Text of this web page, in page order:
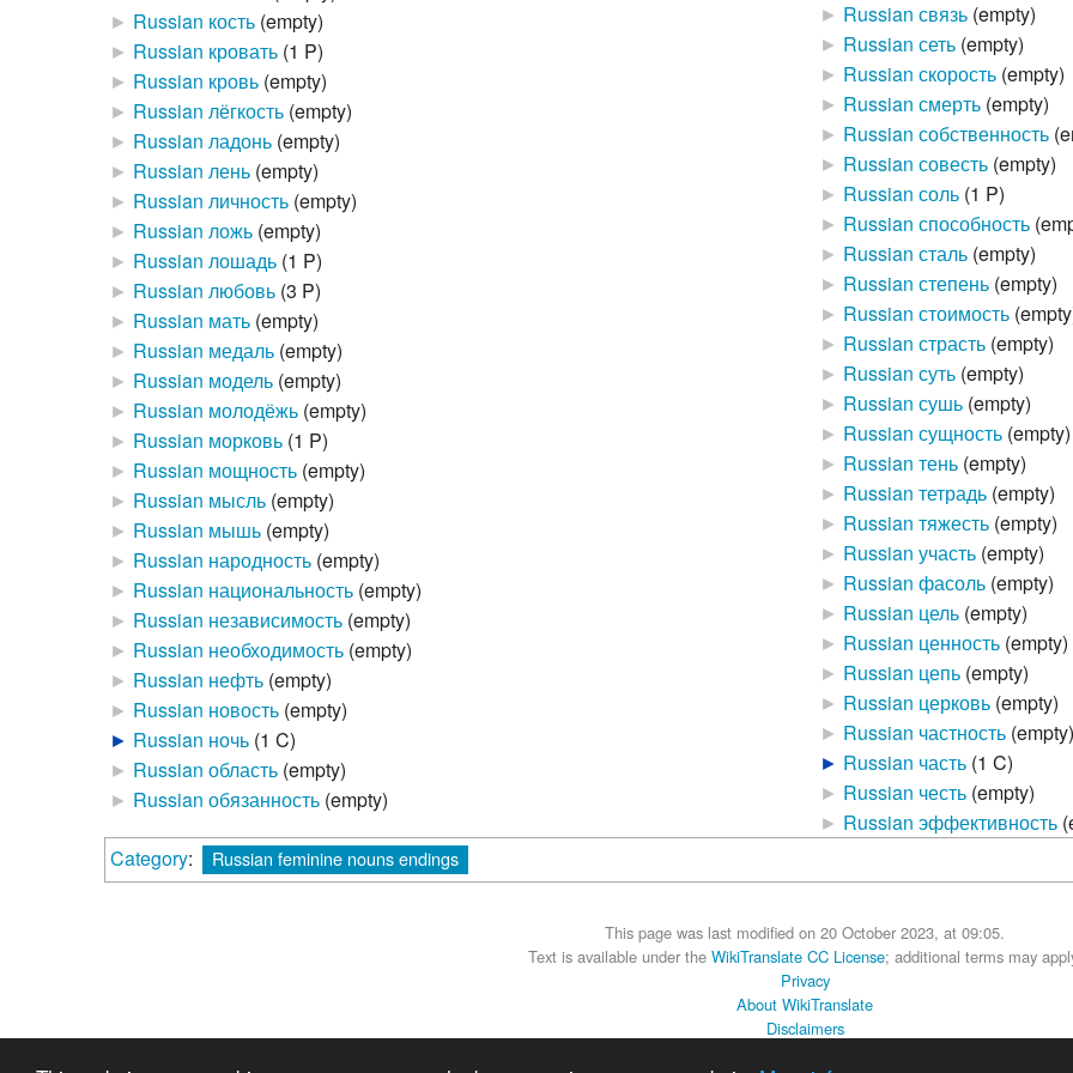
► Russian кость (empty)
► Russian кровать (1 P)
► Russian кровь (empty)
► Russian лёгкость (empty)
► Russian ладонь (empty)
► Russian лень (empty)
► Russian личность (empty)
► Russian ложь (empty)
► Russian лошадь (1 P)
► Russian любовь (3 P)
► Russian мать (empty)
► Russian медаль (empty)
► Russian модель (empty)
► Russian молодёжь (empty)
► Russian морковь (1 P)
► Russian мощность (empty)
► Russian мысль (empty)
► Russian мышь (empty)
► Russian народность (empty)
► Russian национальность (empty)
► Russian независимость (empty)
► Russian необходимость (empty)
► Russian нефть (empty)
► Russian новость (empty)
► Russian ночь (1 C)
► Russian область (empty)
► Russian обязанность (empty)
► Russian связь (empty)
► Russian сеть (empty)
► Russian скорость (empty)
► Russian смерть (empty)
► Russian собственность
► Russian совесть (empty)
► Russian соль (1 P)
► Russian способность
► Russian сталь (empty)
► Russian степень (empty)
► Russian стоимость
► Russian страсть (empty)
► Russian суть (empty)
► Russian сушь (empty)
► Russian сущность (empty)
► Russian тень (empty)
► Russian тетрадь (empty)
► Russian тяжесть (empty)
► Russian участь (empty)
► Russian фасоль (empty)
► Russian цель (empty)
► Russian ценность (empty)
► Russian цепь (empty)
► Russian церковь (empty)
► Russian частность (empty)
► Russian часть (1 C)
► Russian честь (empty)
► Russian эффективность
Category: Russian feminine nouns endings
This page was last modified on 20 October 2023, at 09:05.
Text is available under the WikiTranslate CC License; additional terms may
Privacy
About WikiTranslate
Disclaimers